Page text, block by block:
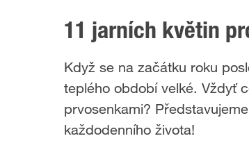
11 jarních květin
Když se na začátku roku
teplého období velké. Vždyť
prvosenkami?
každodenního života!